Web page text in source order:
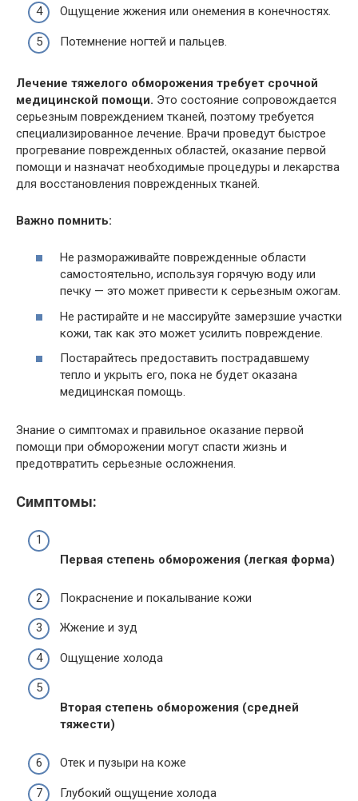
Ощущение жжения или онемения в конечностях.
Потемнение ногтей и пальцев.
Лечение тяжелого обморожения требует срочной
медицинской помощи. Это состояние сопровождается
серьезным повреждением тканей, поэтому требуется
специализированное лечение. Врачи проведут быстрое
прогревание поврежденных областей, оказание первой
помощи и назначат необходимые процедуры и лекарства
для восстановления поврежденных тканей.
Важно помнить:
Не размораживайте поврежденные области
самостоятельно, используя горячую воду или
печку — это может привести к серьезным ожогам.
Не растирайте и не массируйте замерзшие участки
кожи, так как это может усилить повреждение.
Постарайтесь предоставить пострадавшему
тепло и укрыть его, пока не будет оказана
медицинская помощь.
Знание о симптомах и правильное оказание первой
помощи при обморожении могут спасти жизнь и
предотвратить серьезные осложнения.
Симптомы:
Первая степень обморожения (легкая форма)
Покраснение и покалывание кожи
Жжение и зуд
Ощущение холода
Вторая степень обморожения (средней
тяжести)
Отек и пузыри на коже
Глубокий ощущение холода